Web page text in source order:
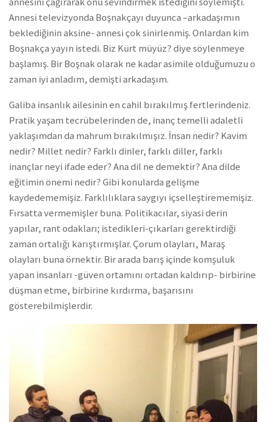
Annesi televizyonda Boşnakçayı duyunca –arkadaşımın
beklediğinin aksine- annesi çok sinirlenmiş. Onlardan kim
Boşnakça yayın istedi. Biz Kürt müyüz? diye söylenmeye
başlamış. Bir Boşnak olarak ne kadar asimile olduğumuzu o
zaman iyi anladım, demişti arkadaşım.
Galiba insanlık ailesinin en cahil bırakılmış fertlerindeniz.
Pratik yaşam tecrübelerinden de, inanç temelli adaletli
yaklaşımdan da mahrum bırakılmışız. İnsan nedir? Kavim
nedir? Millet nedir? Farklı dinler, farklı diller, farklı
inançlar neyi ifade eder? Ana dil ne demektir? Ana dilde
eğitimin önemi nedir? Gibi konularda gelişme
kaydedememişiz. Farklılıklara saygıyı içselleştirememişiz.
Fırsatta vermemişler buna. Politikacılar, siyasi derin
yapılar, rant odakları; istedikleri-çıkarları gerektirdiği
zaman ortalığı karıştırmışlar. Çorum olayları, Maraş
olayları buna örnektir. Bir arada barış içinde komşuluk
yapan insanları -güven ortamını ortadan kaldırıp- birbirine
düşman etme, birbirine kırdırma, başarısını
gösterebilmişlerdir.